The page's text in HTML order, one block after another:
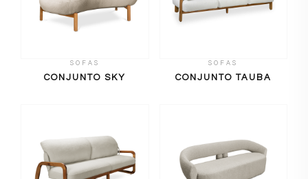
SOFAS
CONJUNTO SKY
SOFAS
CONJUNTO TAUBA